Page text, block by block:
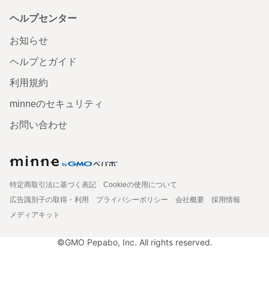
ヘルプセンター
お知らせ
ヘルプとガイド
利用規約
minneのセキュリティ
お問い合わせ
特定商取引法に基づく表記
Cookieの使用について
広告識別子の取得・利用
プライバシーポリシー 会社概要
採用情報
メディアキット
©GMO Pepabo, Inc. All rights reserved.